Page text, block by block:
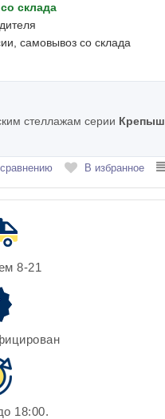
склада
самовывоз со склада
стеллажам серии Крепыш
В избранное
8-21
18:00.